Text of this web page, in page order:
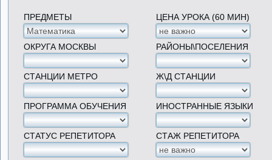
ПРЕДМЕТЫ ЦЕНА УРОКА (60 МИН)
ОКРУГА МОСКВЫ РАЙОНЫ\ПОСЕЛЕНИЯ
СТАНЦИИ МЕТРО Ж\Д СТАНЦИИ
ПРОГРАММА ОБУЧЕНИЯ ИНОСТРАННЫЕ ЯЗЫКИ
СТАТУС РЕПЕТИТОРА СТАЖ РЕПЕТИТОРА